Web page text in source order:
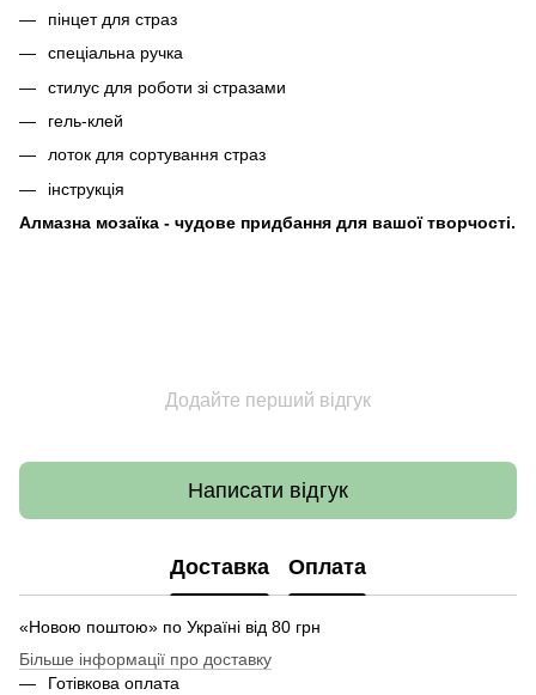
пінцет для страз
спеціальна ручка
стилус для роботи зі стразами
гель-клей
лоток для сортування страз
інструкція
Алмазна мозаїка - чудове придбання для вашої творчості.
Додайте перший відгук
Написати відгук
Доставка Оплата
«Новою поштою» по Україні від 80 грн
Більше інформації про доставку
Готівкова оплата